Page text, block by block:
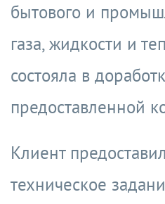
бытового и
газа, жидкости и
состояла в
предоставленной
Клиент
техническое